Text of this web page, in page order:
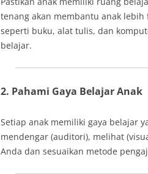
tenang akan membantu anak
seperti buku, alat tulis, dan
belajar.
2. Pahami Gaya Belajar Anak
Setiap anak memiliki gaya belajar
mendengar (auditori), melihat
Anda dan sesuaikan metode